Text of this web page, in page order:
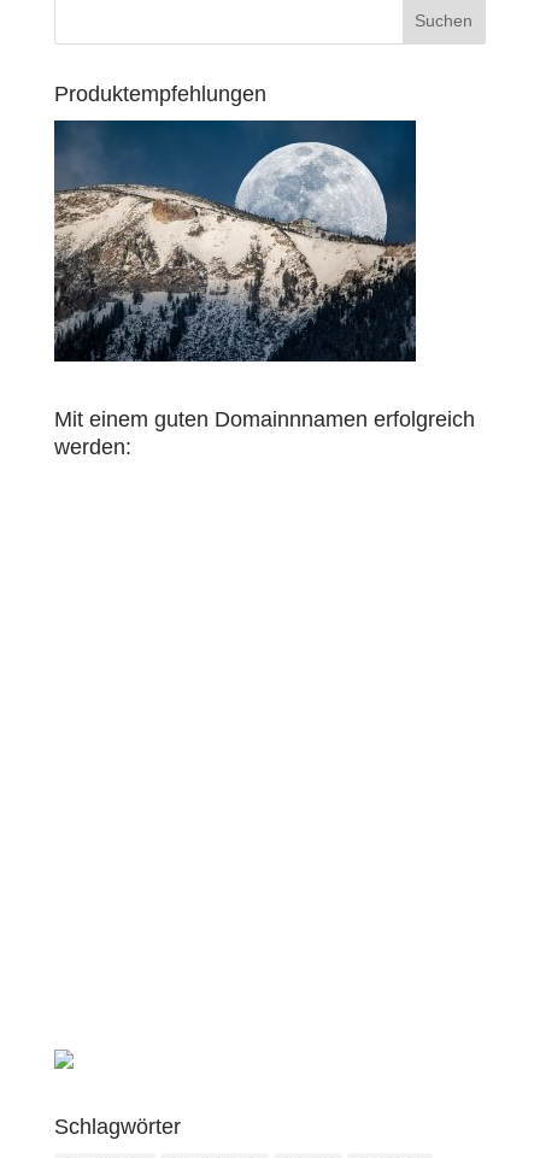
Produktempfehlungen
Mit einem guten Domainnnamen erfolgreich
werden:
Schlagwörter